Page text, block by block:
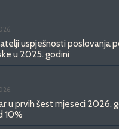
uspješnosti poslovanja
u 2025. godini
u prvih šest mjeseci 2026.
10%